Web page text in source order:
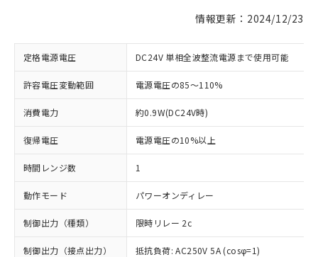
情報更新：2024/12/23
定格電源電圧 DC24V 単相全波整流電源まで使用可能
許容電圧変動範囲 電源電圧の85～110%
消費電力 約0.9W(DC24V時)
復帰電圧 電源電圧の10%以上
時間レンジ数 1
動作モード パワーオンディレー
制御出力（種類） 限時リレー 2c
制御出力（接点出力）
抵抗負荷: AC250V 5A (cosφ=1)